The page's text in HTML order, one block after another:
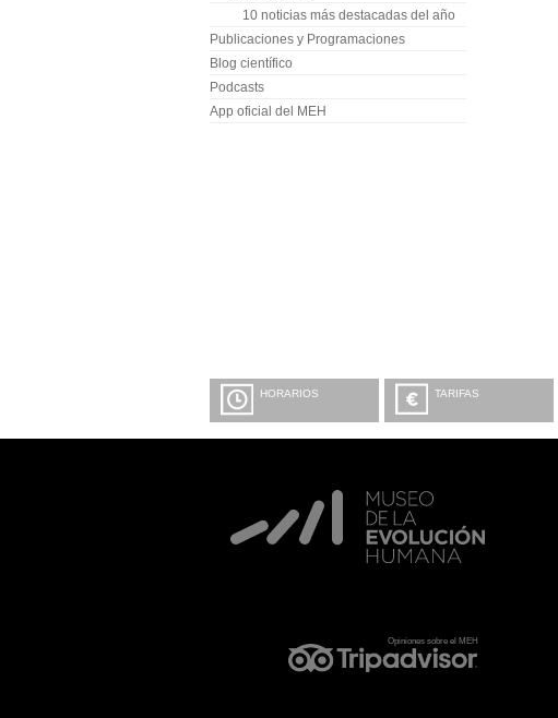
10 noticias más destacadas del año
Publicaciones y Programaciones
Blog científico
Podcasts
App oficial del MEH
HORARIOS TARIFAS
Opiniones sobre el MEH